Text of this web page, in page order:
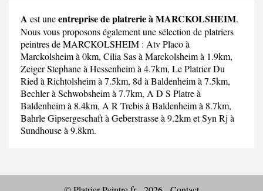
A est uneentreprise de platrerie à MARCKOLSHEIM.
Nous vous proposons également une sélection de platriers
peintres de MARCKOLSHEIM : Atv Placoà
Marckolsheim à 0km, Cilia Sasà Marckolsheim à 1.9km,
Zeiger Stephaneà Hessenheim à 4.7km, Le Platrier Du
Ried à Richtolsheim à 7.5km, 8d à Baldenheim à 7.5km,
Bechlerà Schwobsheim à 7.7km, A D S Platreà
Baldenheim à 8.4km, A R Trebisà Baldenheim à 8.7km,
Bahrle Gipsergeschaftà Geberstrasse à 9.2km etSyn Rj à
Sundhouse à 9.8km.